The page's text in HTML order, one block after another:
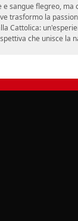
e sangue flegreo,
trasformo la
Cattolica:
che unisce la